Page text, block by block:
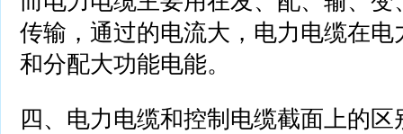
传输，通过的电流大，电力电缆在
和分配大功能电能。
四、电力电缆和控制电缆截面上的